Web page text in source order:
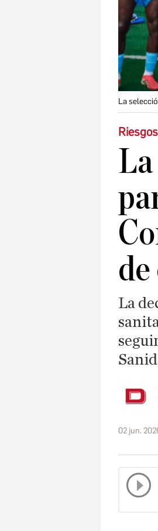
La
La
02 jun.